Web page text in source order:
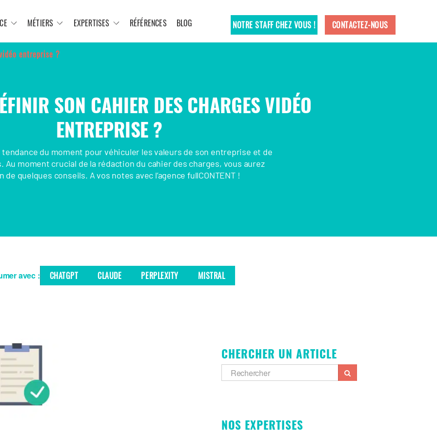
MÉTIERS EXPERTISES RÉFÉRENCES BLOG NOTRE STAFF CHEZ VOUS ! CONTACTEZ-NOUS
entreprise ?
SON CAHIER DES CHARGES VIDÉO
ENTREPRISE ?
tendance du moment pour véhiculer les valeurs de son entreprise et de
Au moment crucial de la rédaction du cahier des charges, vous aurez
de quelques conseils. A vos notes avec l’agence fullCONTENT !
avec : CHATGPT CLAUDE PERPLEXITY MISTRAL
CHERCHER UN ARTICLE
NOS EXPERTISES